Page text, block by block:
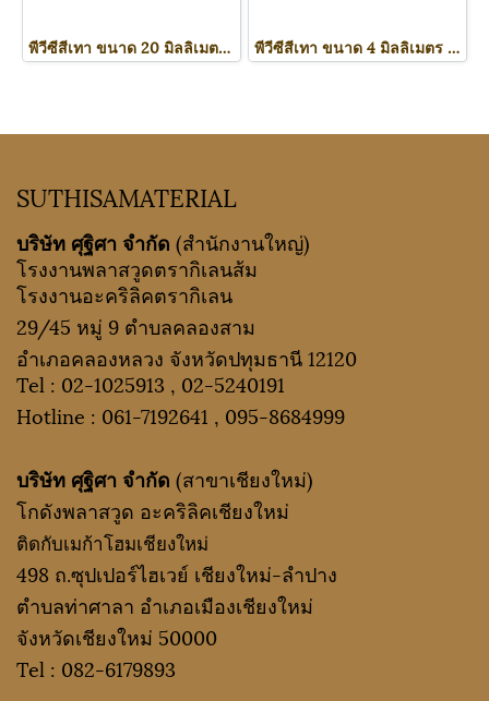
พีวีซีสีเทา ขนาด 20 มิลลิเมตร (พีวีซีอุตสาหกรรม) พีวีซีสีเทา ขนาด 4 มิลลิเมตร (พีวีซีอุตสาหกรรม)
SUTHISAMATERIAL
บริษัท ศุฐิศา จำกัด (สำนักงานใหญ่)
โรงงานพลาสวูดตรากิเลนส้ม
โรงงานอะคริลิคตรากิเลน
29/45 หมู่ 9 ตำบลคลองสาม
อำเภอคลองหลวง จังหวัดปทุมธานี 12120
Tel : 02-1025913 , 02-5240191
Hotline : 061-7192641 , 095-8684999
บริษัท ศุฐิศา จำกัด (สาขาเชียงใหม่)
โกดังพลาสวูด อะคริลิคเชียงใหม่
ติดกับเมก้าโฮมเชียงใหม่
498 ถ.ซุปเปอร์ไฮเวย์ เชียงใหม่-ลำปาง
ตำบลท่าศาลา อำเภอเมืองเชียงใหม่
จังหวัดเชียงใหม่ 50000
Tel : 082-6179893